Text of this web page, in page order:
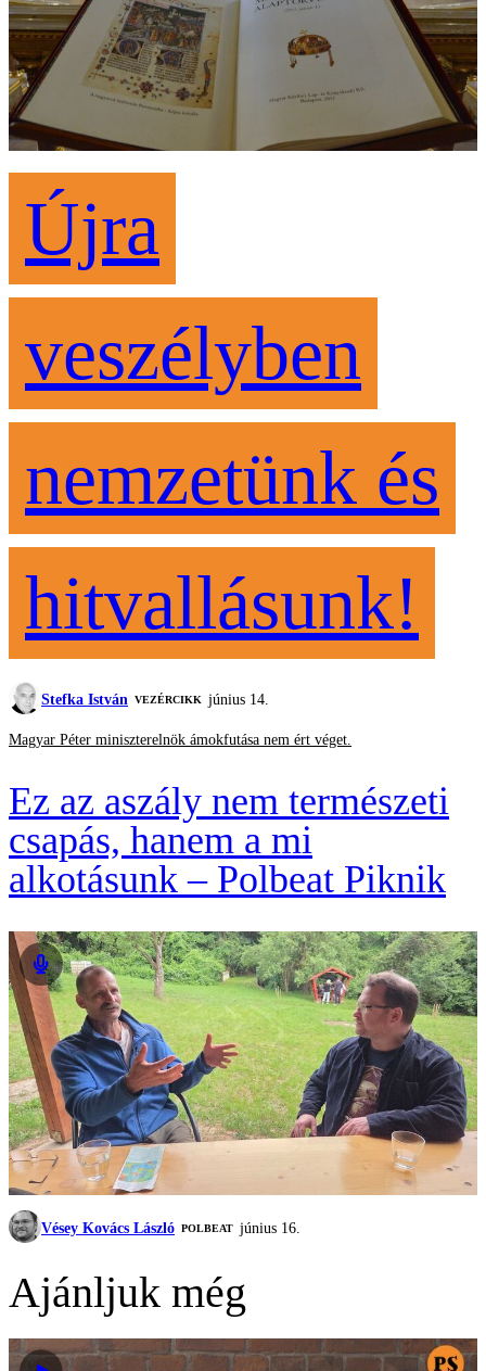
Újra
veszélyben
nemzetünk és
hitvallásunk!
Stefka István VEZÉRCIKK június 14.
Magyar Péter miniszterelnök ámokfutása nem ért véget.
Ez az aszály nem természeti
csapás, hanem a mi
alkotásunk – Polbeat Piknik
Vésey Kovács László ‎POLBEAT június 16.
Ajánljuk még